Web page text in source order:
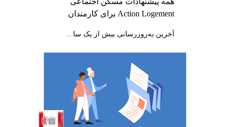
Action Logement برای کارمندان